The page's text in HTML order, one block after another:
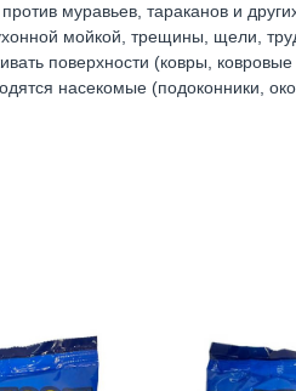
муравьев, тараканов и
мойкой, трещины, щели,
поверхности (ковры,
насекомые (подоконники,